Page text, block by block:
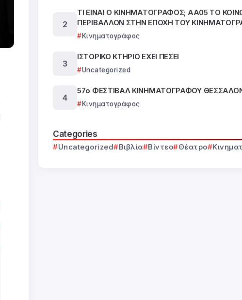
ΤΙ ΕΙΝΑΙ Ο ΚΙΝΗΜΑΤΟΓΡΑΦΟΣ; ΑΑ05 ΤΟ
ΠΕΡΙΒΑΛΛΟΝ ΣΤΗΝ ΕΠΟΧΗ ΤΟΥ
Κινηματογράφος
ΙΣΤΟΡΙΚΟ ΚΤΗΡΙΟ ΕΧΕΙ ΠΕΣΕΙ
Uncategorized
57ο ΦΕΣΤΙΒΑΛ ΚΙΝΗΜΑΤΟΓΡΑΦΟΥ
Κινηματογράφος
Categories
Uncategorized Βιβλία Βίντεο Θέατρο